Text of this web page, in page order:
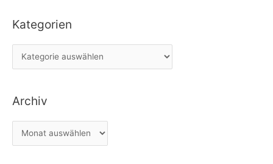
h
c
h
Kategorien
a
e
Archiv
r